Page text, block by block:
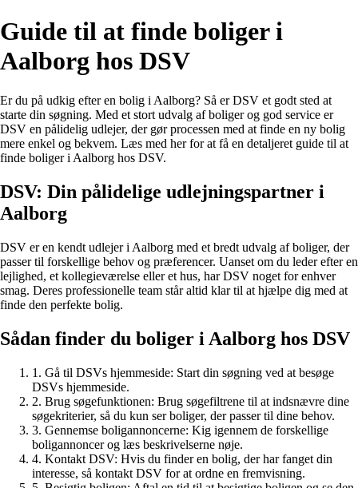
Guide til at finde boliger i
Aalborg hos DSV
Er du på udkig efter en bolig i Aalborg? Så er DSV et godt sted at
starte din søgning. Med et stort udvalg af boliger og god service er
DSV en pålidelig udlejer, der gør processen med at finde en ny bolig
mere enkel og bekvem. Læs med her for at få en detaljeret guide til at
finde boliger i Aalborg hos DSV.
DSV: Din pålidelige udlejningspartner i
Aalborg
DSV er en kendt udlejer i Aalborg med et bredt udvalg af boliger, der
passer til forskellige behov og præferencer. Uanset om du leder efter en
lejlighed, et kollegieværelse eller et hus, har DSV noget for enhver
smag. Deres professionelle team står altid klar til at hjælpe dig med at
finde den perfekte bolig.
Sådan finder du boliger i Aalborg hos DSV
1. Gå til DSVs hjemmeside: Start din søgning ved at besøge
DSVs hjemmeside.
2. Brug søgefunktionen: Brug søgefiltrene til at indsnævre dine
søgekriterier, så du kun ser boliger, der passer til dine behov.
3. Gennemse boligannoncerne: Kig igennem de forskellige
boligannoncer og læs beskrivelserne nøje.
4. Kontakt DSV: Hvis du finder en bolig, der har fanget din
interesse, så kontakt DSV for at ordne en fremvisning.